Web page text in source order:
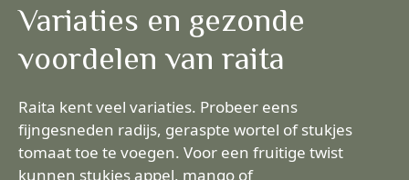
Variaties en gezonde
voordelen van raita
Raita kent veel variaties. Probeer eens
fijngesneden radijs, geraspte wortel of stukjes
tomaat toe te voegen. Voor een fruitige twist
kunnen stukjes appel, mango of